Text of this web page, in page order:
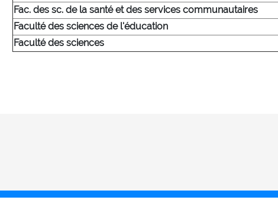
Fac. des sc. de la santé et des services communautaires
Faculté des sciences de l'éducation
Faculté des sciences